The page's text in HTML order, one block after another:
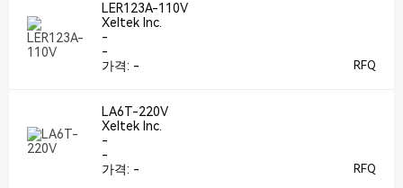
LER123A-110V
Xeltek Inc.
-
-
가격: - RFQ
LA6T-220V
Xeltek Inc.
-
-
가격: - RFQ